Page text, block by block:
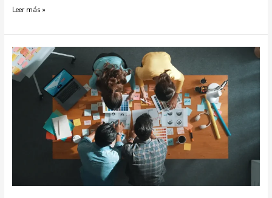
Leer más »
Claves
para
contratar
un
diseño